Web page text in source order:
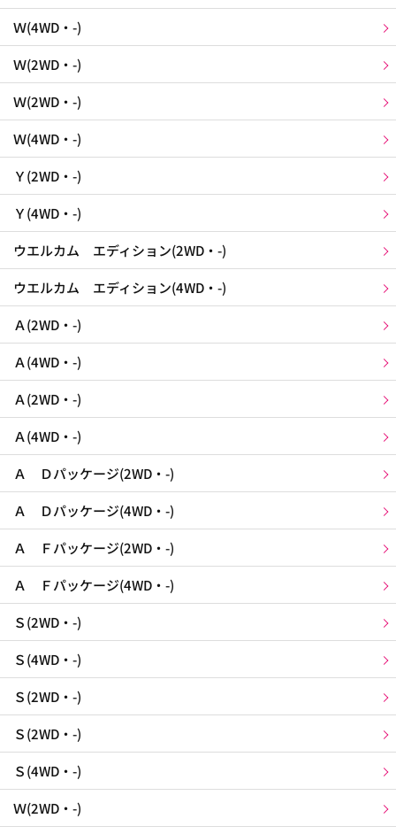
Ｗ(4WD・-)
Ｗ(2WD・-)
Ｗ(2WD・-)
Ｗ(4WD・-)
Ｙ(2WD・-)
Ｙ(4WD・-)
ウエルカム エディション(2WD・-)
ウエルカム エディション(4WD・-)
Ａ(2WD・-)
Ａ(4WD・-)
Ａ(2WD・-)
Ａ(4WD・-)
Ａ Ｄパッケージ(2WD・-)
Ａ Ｄパッケージ(4WD・-)
Ａ Ｆパッケージ(2WD・-)
Ａ Ｆパッケージ(4WD・-)
Ｓ(2WD・-)
Ｓ(4WD・-)
Ｓ(2WD・-)
Ｓ(2WD・-)
Ｓ(4WD・-)
Ｗ(2WD・-)